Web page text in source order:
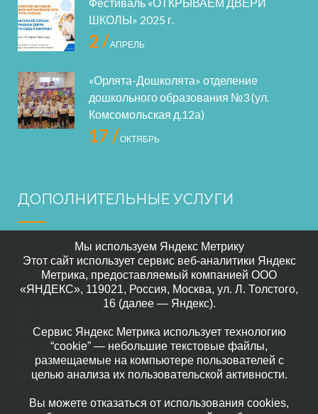
ШКОЛЫ» 2025 г.
2 /АПРЕЛЬ
«Орлята-Дошколята» отделение
дошкольного образования №3 (ул.
Комсомольская д.12а)
17 /ОКТЯБРЬ
ДОПОЛНИТЕЛЬНЫЕ УСЛУГИ
В нашем саде осуществляется дополнительное
воспитание по следующим направлениям:
изобразительная деятельность
Прикладного искусство
Изучение народных промыслов
Шахматы
Мы используем Яндекс Метрику
Этот сайт использует сервис веб-аналитики Яндекс
Метрика, предоставляемый компанией ООО
«ЯНДЕКС», 119021, Россия, Москва, ул. Л. Толстого,
16 (далее — Яндекс).
Сервис Яндекс Метрика использует технологию
“cookie” — небольшие текстовые файлы,
размещаемые на компьютере пользователей с
целью анализа их пользовательской активности.
Вы можете отказаться от использования cookies,